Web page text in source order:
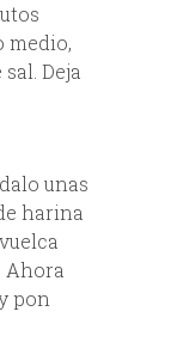
medio,
Deja
unas
harina
Ahora
pon